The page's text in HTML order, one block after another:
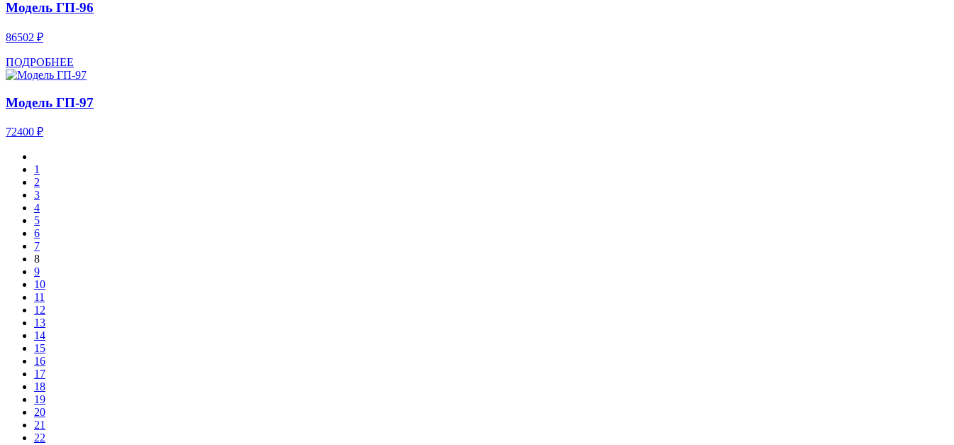
Модель ГП-96
86502 ₽
ПОДРОБНЕЕ
Модель ГП-97
72400 ₽
1
2
3
4
5
6
7
8
9
10
11
12
13
14
15
16
17
18
19
20
21
22